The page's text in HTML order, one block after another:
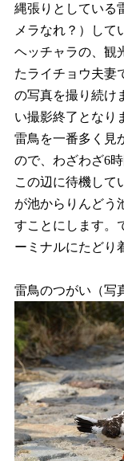
縄張りとしている
メラなれ？）して
ヘッチャラの、観
たライチョウ夫妻
の写真を撮り続け
い撮影終了となり
雷鳥を一番多く見
ので、わざわざ6
この辺に待機して
が池からりんどう
すことにします。
ーミナルにたどり
雷鳥のつがい（写